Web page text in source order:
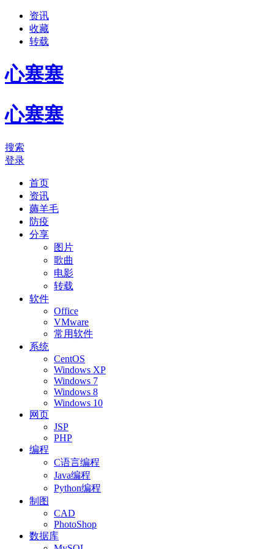
资讯
收藏
转载
心塞塞
心塞塞
搜索
登录
首页
资讯
薅羊毛
防疫
分享
图片
歌曲
电影
转载
软件
Office
VMware
常用软件
系统
CentOS
Windows XP
Windows 7
Windows 8
Windows 10
网页
JSP
PHP
编程
C语言编程
Java编程
Python编程
制图
CAD
PhotoShop
数据库